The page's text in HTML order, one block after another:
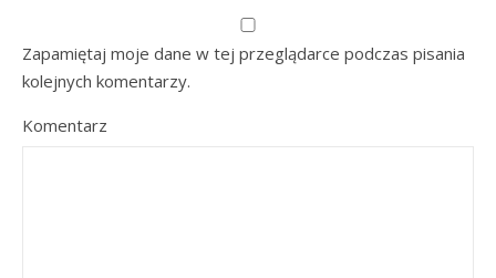
Zapamiętaj moje dane w tej przeglądarce podczas pisania
kolejnych komentarzy.
Komentarz